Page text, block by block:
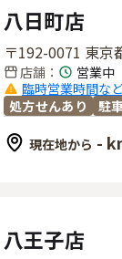
八日町店
〒192-0071 東
店舗 ： 営業中
臨時営業時間な
処方せんあり
駐
現在地から -
八王子店